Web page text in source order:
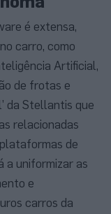
é extensa,
carro, como
Artificial,
de frotas e
da Stellantis que
relacionadas
de
a uniformizar as
e
carros da